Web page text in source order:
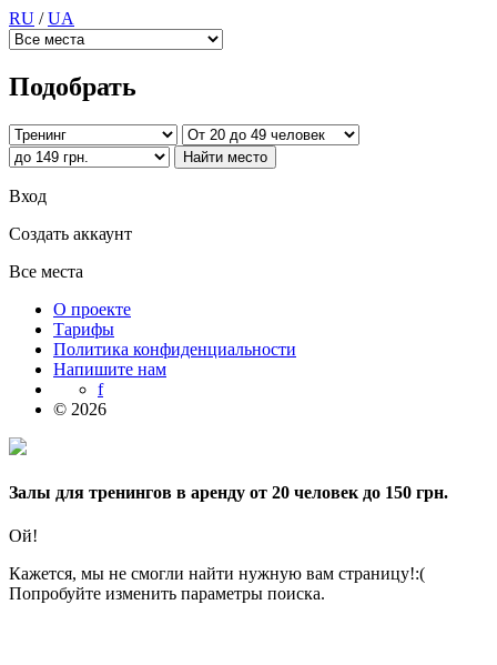
RU /UA
Подобрать
Вход
Создать аккаунт
Все места
О проекте
Тарифы
Политика конфиденциальности
Напишите нам
f
© 2026
Залы для тренингов в аренду от 20 человек до 150 грн.
Ой!
Кажется, мы не смогли найти нужную вам страницу!:(
Попробуйте изменить параметры поиска.